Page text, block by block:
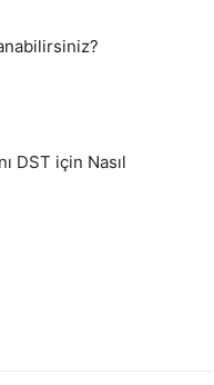
DST için Nasıl